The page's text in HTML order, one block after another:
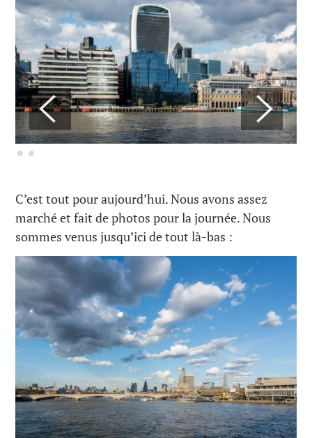
C’est tout pour aujourd’hui. Nous avons assez
marché et fait de photos pour la journée. Nous
sommes venus jusqu’ici de tout là-bas :